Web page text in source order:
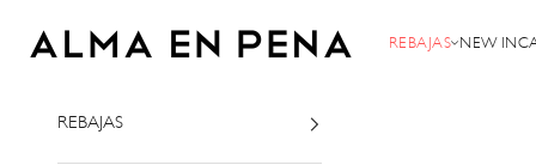
Alma en Pena
REBAJAS NEW IN
REBAJAS